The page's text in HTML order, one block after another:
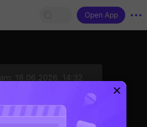
Open App
18.06.2026, 14:32